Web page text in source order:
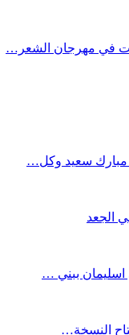
في مهرجان الشعر…
مبارك سعيد وكل…
الجعد
اسليمان ببني …
النسخة…